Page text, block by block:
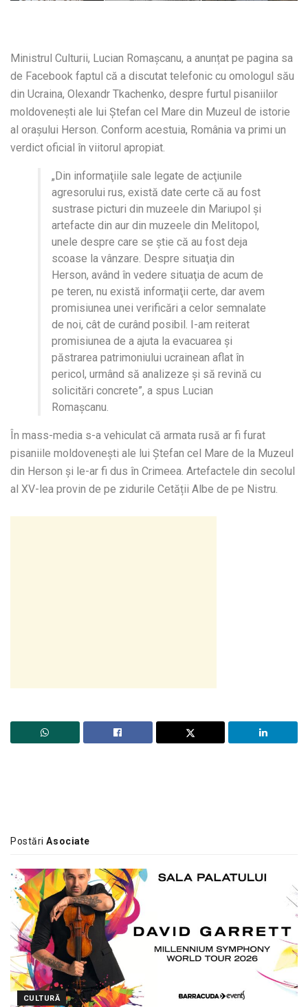
Ministrul Culturii, Lucian Romașcanu, a anunțat pe pagina sa
de Facebook faptul că a discutat telefonic cu omologul său
din Ucraina, Olexandr Tkachenko, despre furtul pisaniilor
moldovenești ale lui Ștefan cel Mare din Muzeul de istorie
al orașului Herson. Conform acestuia, România va primi un
verdict oficial în viitorul apropiat.
„Din informaţiile sale legate de acţiunile
agresorului rus, există date certe că au fost
sustrase picturi din muzeele din Mariupol şi
artefacte din aur din muzeele din Melitopol,
unele despre care se ştie că au fost deja
scoase la vânzare. Despre situaţia din
Herson, având în vedere situaţia de acum de
pe teren, nu există informaţii certe, dar avem
promisiunea unei verificări a celor semnalate
de noi, cât de curând posibil. I-am reiterat
promisiunea de a ajuta la evacuarea şi
păstrarea patrimoniului ucrainean aflat în
pericol, urmând să analizeze şi să revină cu
solicitări concrete”, a spus Lucian
Romaşcanu.
În mass-media s-a vehiculat că armata rusă ar fi furat
pisaniile moldoveneşti ale lui Ştefan cel Mare de la Muzeul
din Herson și le-ar fi dus în Crimeea. Artefactele din secolul
al XV-lea provin de pe zidurile Cetății Albe de pe Nistru.
PostăriAsociate
CULTURĂ